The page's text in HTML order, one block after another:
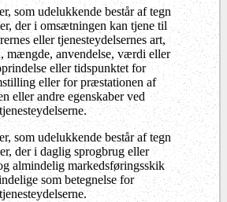
som udelukkende består af tegn
der i omsætningen kan tjene til
eller tjenesteydelsernes art,
mængde, anvendelse, værdi eller
eller tidspunktet for
eller for præstationen af
eller andre egenskaber ved
som udelukkende består af tegn
der i daglig sprogbrug eller
almindelig markedsføringsskik
som betegnelse for